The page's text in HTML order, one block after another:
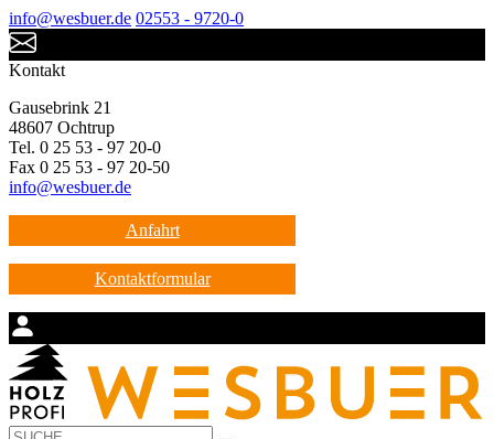
info@wesbuer.de 02553 - 9720-0
Kontakt
Gausebrink 21
48607 Ochtrup
Tel. 0 25 53 - 97 20-0
Fax 0 25 53 - 97 20-50
info@wesbuer.de
Anfahrt
Kontaktformular